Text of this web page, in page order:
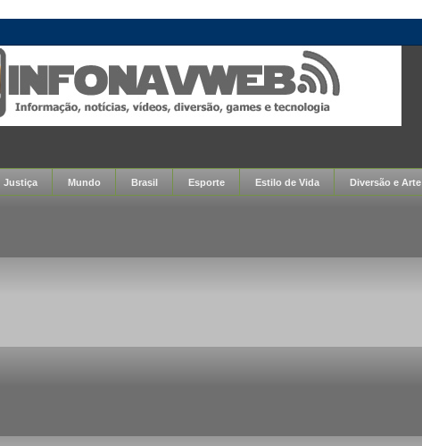
Justiça Mundo Brasil Esporte Estilo de Vida Diversão e Arte